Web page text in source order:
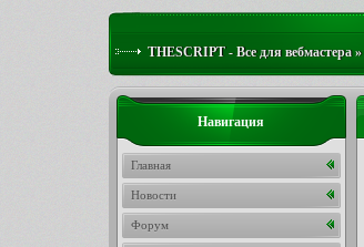
THESCRIPT - Все для вебмастера»
Навигация
Главная
Новости
Форум